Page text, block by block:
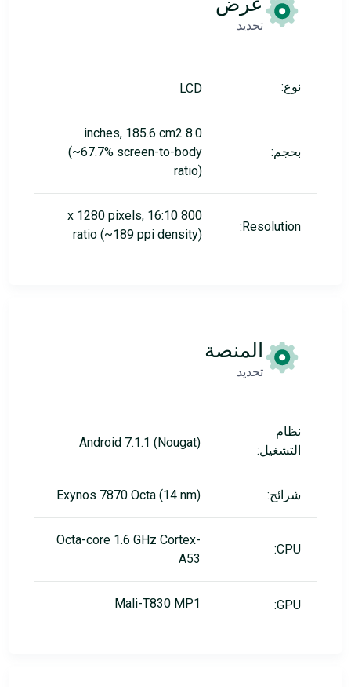
تحديد
نوع: LCD
بحجم:
8.0 inches, 185.6 cm2
(~67.7% screen-to-body
ratio)
Resolution:
800 x 1280 pixels, 16:10
ratio (~189 ppi density)
المنصة
تحديد
نظام
التشغيل:
Android 7.1.1 (Nougat)
شرائح: Exynos 7870 Octa (14 nm)
CPU:
Octa-core 1.6 GHz Cortex-
A53
GPU:
Mali-T830 MP1